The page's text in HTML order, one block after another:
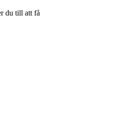
du till att få